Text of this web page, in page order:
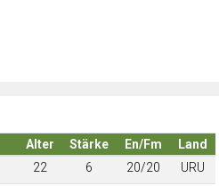
Alter Stärke En/Fm
Land
22 6 20/20
URU